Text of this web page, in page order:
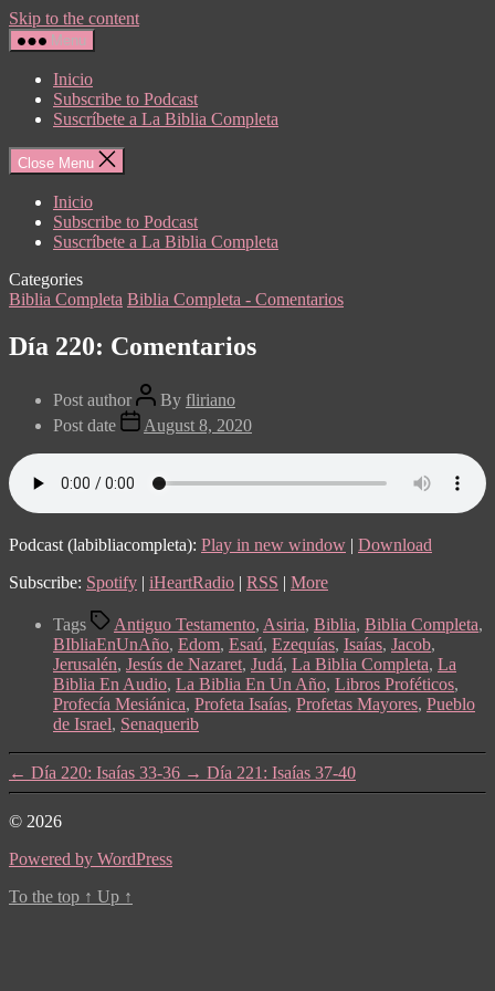
Skip to the content
Menu
Inicio
Subscribe to Podcast
Suscríbete a La Biblia Completa
Close Menu
Inicio
Subscribe to Podcast
Suscríbete a La Biblia Completa
Categories
Biblia Completa Biblia Completa - Comentarios
Día 220: Comentarios
Post author By fliriano
Post date
August 8, 2020
Podcast (labibliacompleta): Play in new window | Download
Subscribe: Spotify | iHeartRadio | RSS | More
Tags Antiguo Testamento, Asiria, Biblia, Biblia Completa,
BIbliaEnUnAño, Edom, Esaú, Ezequías, Isaías, Jacob,
Jerusalén, Jesús de Nazaret, Judá, La Biblia Completa, La
Biblia En Audio, La Biblia En Un Año, Libros Proféticos,
Profecía Mesiánica, Profeta Isaías, Profetas Mayores, Pueblo
de Israel, Senaquerib
← Día 220: Isaías 33-36 → Día 221: Isaías 37-40
© 2026
Powered by WordPress
To the top ↑ Up ↑